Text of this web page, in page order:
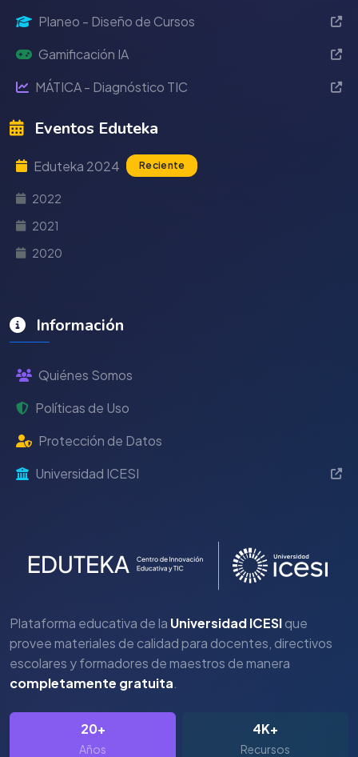
Planeo - Diseño de Cursos
Gamificación IA
MÁTICA - Diagnóstico TIC
Eventos Eduteka
Eduteka 2024 Reciente
2022
2021
2020
Información
Quiénes Somos
Políticas de Uso
Protección de Datos
Universidad ICESI
Plataforma educativa de la Universidad ICESIque
provee materiales de calidad para docentes, directivos
escolares y formadores de maestros de manera
completamente gratuita.
20+
Años
4K+
Recursos